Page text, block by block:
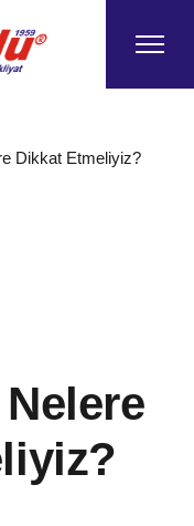
Dikkat Etmeliyiz?